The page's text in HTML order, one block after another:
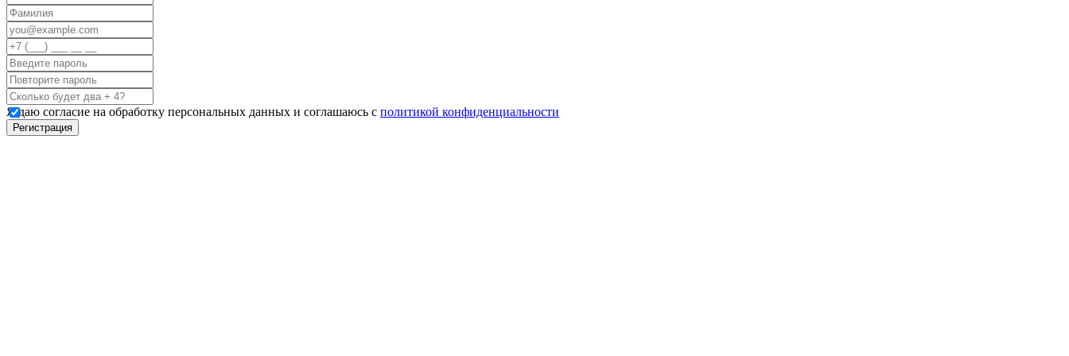
Я даю согласие на обработку персональных данных и соглашаюсь с политикой конфиденциальности
Регистрация